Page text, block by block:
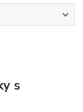
s